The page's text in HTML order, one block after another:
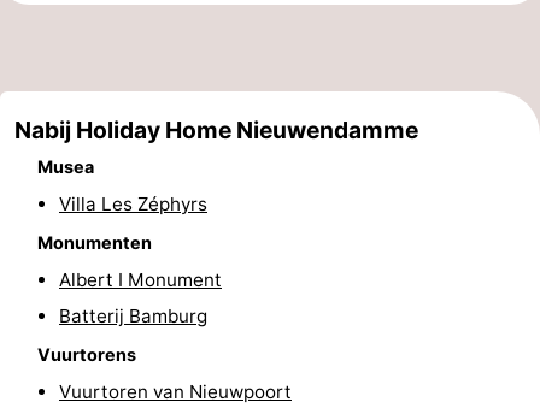
Speeltuinen
-
Binnenspeeltuinen
-
Minigolfbanen
Wellness
centra
Dorpen
Steden
Natuur
Sporten
Nabij Holiday Home Nieuwendamme
Musea
Villa Les Zéphyrs
Monumenten
Albert I Monument
Batterij Bamburg
Vuurtorens
Vuurtoren van Nieuwpoort